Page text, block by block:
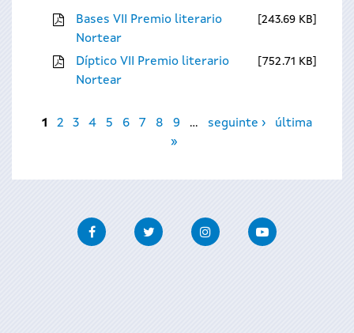
Bases VII Premio literario
Nortear
243.69 KB
Díptico VII Premio literario
Nortear
752.71 KB
Páxinas
1 2 3 4 5 6 7 8 9 … seguinte ›
última
»
FacebookTwitter InstagramYoutube